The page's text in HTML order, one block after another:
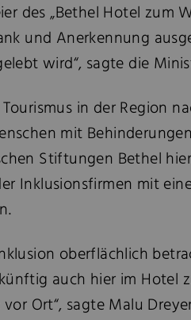
des „Bethel Hotel zum
und Anerkennung
wird“, sagte die
in der Region
mit
Stiftungen Bethel
Inklusionsfirmen mit
oberflächlich
auch hier im
Ort“, sagte Malu